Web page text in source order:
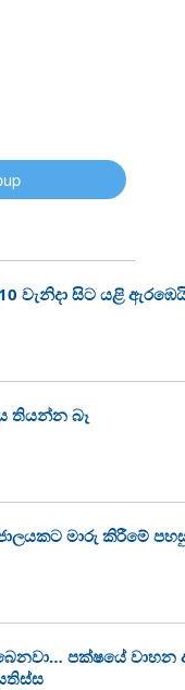
වැනිදා සිට යළි
තියන්න බෑ
මාරු කිරීමේ
පක්ෂයේ